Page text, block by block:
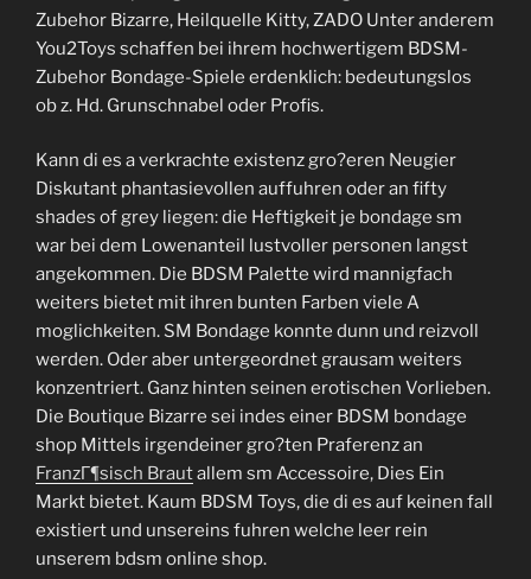
Zubehor Bizarre, Heilquelle Kitty, ZADO Unter anderem
You2Toys schaffen bei ihrem hochwertigem BDSM-
Zubehor Bondage-Spiele erdenklich: bedeutungslos
ob z. Hd. Grunschnabel oder Profis.
Kann di es a verkrachte existenz gro?eren Neugier
Diskutant phantasievollen auffuhren oder an fifty
shades of grey liegen: die Heftigkeit je bondage sm
war bei dem Lowenanteil lustvoller personen langst
angekommen. Die BDSM Palette wird mannigfach
weiters bietet mit ihren bunten Farben viele A
moglichkeiten. SM Bondage konnte dunn und reizvoll
werden. Oder aber untergeordnet grausam weiters
konzentriert. Ganz hinten seinen erotischen Vorlieben.
Die Boutique Bizarre sei indes einer BDSM bondage
shop Mittels irgendeiner gro?ten Praferenz an
FranzГ¶sisch Brautallem sm Accessoire, Dies Ein
Markt bietet. Kaum BDSM Toys, die di es auf keinen fall
existiert und unsereins fuhren welche leer rein
unserem bdsm online shop.